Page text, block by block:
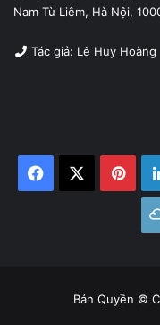
Nam Từ Liêm, Hà Nội,
Tác giả: Lê Huy Hoàng
Facebook
Bản Quyền ©